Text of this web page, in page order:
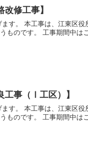
修工事】
す。 本工事は、江東区
ものです。 工事期間中はご
工事（Ⅰ工区）】
す。 本工事は、江東区
ものです。 工事期間中はご